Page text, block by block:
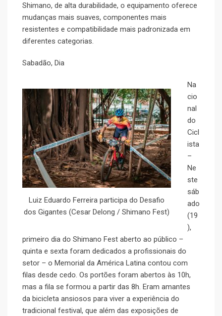
Shimano, de alta durabilidade, o equipamento oferece
mudanças mais suaves, componentes mais
resistentes e compatibilidade mais padronizada em
diferentes categorias.
Sabadão, Dia
Luiz Eduardo Ferreira participa do Desafio
dos Gigantes (Cesar Delong / Shimano Fest)
Na
cio
nal
do
Cicl
ista
–
Ne
ste
sáb
ado
(19
),
primeiro dia do Shimano Fest aberto ao público –
quinta e sexta foram dedicados a profissionais do
setor – o Memorial da América Latina contou com
filas desde cedo. Os portões foram abertos às 10h,
mas a fila se formou a partir das 8h. Eram amantes
da bicicleta ansiosos para viver a experiência do
tradicional festival, que além das exposições de